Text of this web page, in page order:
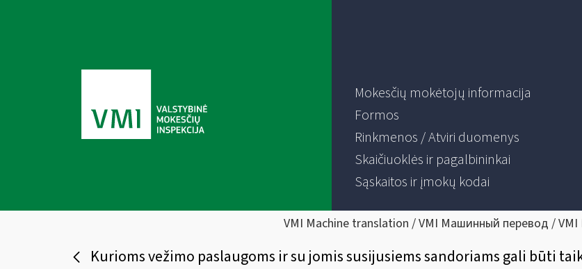
Mokesčių mokėtojų informacija
Formos
Rinkmenos / Atviri duomenys
Skaičiuoklės ir pagalbininkai
Sąskaitos ir įmokų kodai
VMI Machine translation / VMI Машинный перевод /
Kurioms vežimo paslaugoms ir su jomis susijusiems sandoriams gali būti